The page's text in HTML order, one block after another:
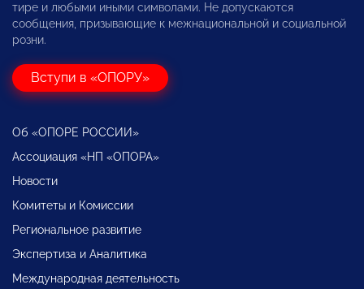
тире и любыми иными символами. Не допускаются
сообщения, призывающие к межнациональной и социальной
розни.
Вступи в «ОПОРУ»
Об «ОПОРЕ РОССИИ»
Ассоциация «НП «ОПОРА»
Новости
Комитеты и Комиссии
Региональное развитие
Экспертиза и Аналитика
Международная деятельность